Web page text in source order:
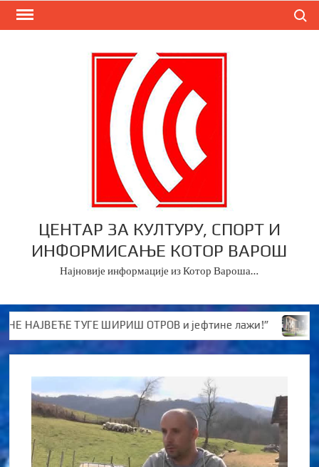
Skip
ЦЕНТАР ЗА КУЛТУРУ, СПОРТ И
ИНФОРМИСАЊЕ КОТОР ВАРОШ
Најновије информације из Котор Вароша…
НАЈВЕЋЕ ТУГЕ ШИРИШ ОТРОВ и јефтине лажи!”